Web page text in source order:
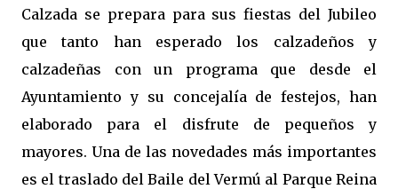
Calzada se prepara para sus fiestas del Jubileo
que tanto han esperado los calzadeños y
calzadeñas con un programa que desde el
Ayuntamiento y su concejalía de festejos, han
elaborado para el disfrute de pequeños y
mayores. Una de las novedades más importantes
es el traslado del Baile del Vermú al Parque Reina